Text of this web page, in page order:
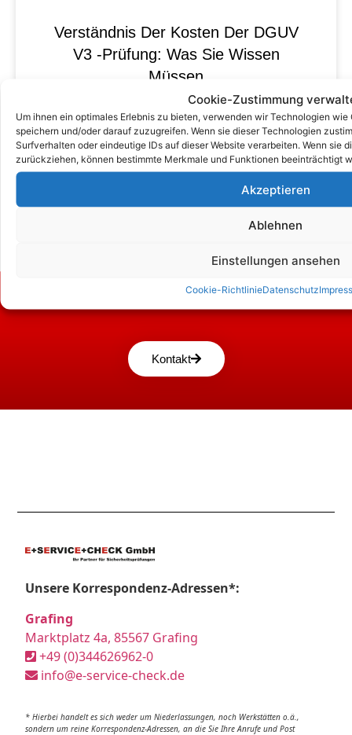
Cookie-Zustimmung
Um ihnen ein optimales Erlebnis zu bieten, verwenden wir Technologien
speichern und/oder darauf zuzugreifen. Wenn sie dieser Technologien
Surfverhalten oder eindeutige IDs auf dieser Website verarbeiten. Wenn sie
zurückziehen, können bestimmte Merkmale und Funktionen beeinträchtigt
Akzeptieren
Ablehnen
Einstellungen ansehen
Cookie-RichtlinieDatenschutz
Verständnis Der Kosten Der DGUV
V3 -Prüfung: Was Sie Wissen
Müssen
Kontakt
Unsere Korrespondenz-Adressen*:
Grafing
Marktplatz 4a, 85567 Grafing
+49 (0)344626962-0
info@e-service-check.de
* Hierbei handelt es sich weder um Niederlassungen, noch Werkstätten o.ä.,
sondern um reine Korrespondenz-Adressen, an die Sie Ihre Anrufe und Post